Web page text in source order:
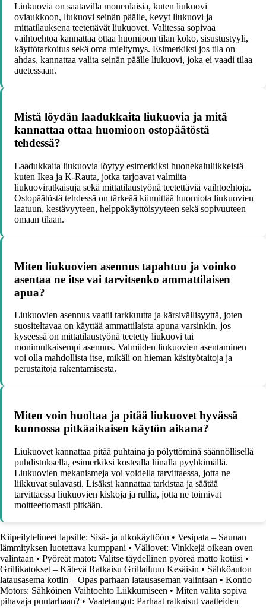
Liukuovia on saatavilla monenlaisia, kuten liukuovi
oviaukkoon, liukuovi seinän päälle, kevyt liukuovi ja
mittatilauksena teetettävät liukuovet. Valitessa sopivaa
vaihtoehtoa kannattaa ottaa huomioon tilan koko, sisustustyyli,
käyttötarkoitus sekä oma mieltymys. Esimerkiksi jos tila on
ahdas, kannattaa valita seinän päälle liukuovi, joka ei vaadi tilaa
auetessaan.
Mistä löydän laadukkaita liukuovia ja mitä
kannattaa ottaa huomioon ostopäätöstä
tehdessä?
Laadukkaita liukuovia löytyy esimerkiksi huonekaluliikkeistä
kuten Ikea ja K-Rauta, jotka tarjoavat valmiita
liukuoviratkaisuja sekä mittatilaustyönä teetettäviä vaihtoehtoja.
Ostopäätöstä tehdessä on tärkeää kiinnittää huomiota liukuovien
laatuun, kestävyyteen, helppokäyttöisyyteen sekä sopivuuteen
omaan tilaan.
Miten liukuovien asennus tapahtuu ja voinko
asentaa ne itse vai tarvitsenko ammattilaisen
apua?
Liukuovien asennus vaatii tarkkuutta ja kärsivällisyyttä, joten
suositeltavaa on käyttää ammattilaista apuna varsinkin, jos
kyseessä on mittatilaustyönä teetetty liukuovi tai
monimutkaisempi asennus. Valmiiden liukuovien asentaminen
voi olla mahdollista itse, mikäli on hieman käsityötaitoja ja
perustaitoja rakentamisesta.
Miten voin huoltaa ja pitää liukuovet hyvässä
kunnossa pitkäaikaisen käytön aikana?
Liukuovet kannattaa pitää puhtaina ja pölyttöminä säännöllisellä
puhdistuksella, esimerkiksi kostealla liinalla pyyhkimällä.
Liukuovien mekanismeja voi voidella tarvittaessa, jotta ne
liikkuvat sulavasti. Lisäksi kannattaa tarkistaa ja säätää
tarvittaessa liukuovien kiskoja ja rullia, jotta ne toimivat
moitteettomasti pitkään.
Kiipeilytelineet lapsille: Sisä- ja ulkokäyttöön • Vesipata – Saunan
lämmityksen luotettava kumppani • Väliovet: Vinkkejä oikean oven
valintaan • Pyöreät matot: Valitse täydellinen pyöreä matto kotiisi •
Grillikatokset – Kätevä Ratkaisu Grillailuun Kesäisin • Sähköauton
latausasema kotiin – Opas parhaan latausaseman valintaan • Kontio
Motors: Sähköinen Vaihtoehto Liikkumiseen • Miten valita sopiva
pihavaja puutarhaan? • Vaatetangot: Parhaat ratkaisut vaatteiden